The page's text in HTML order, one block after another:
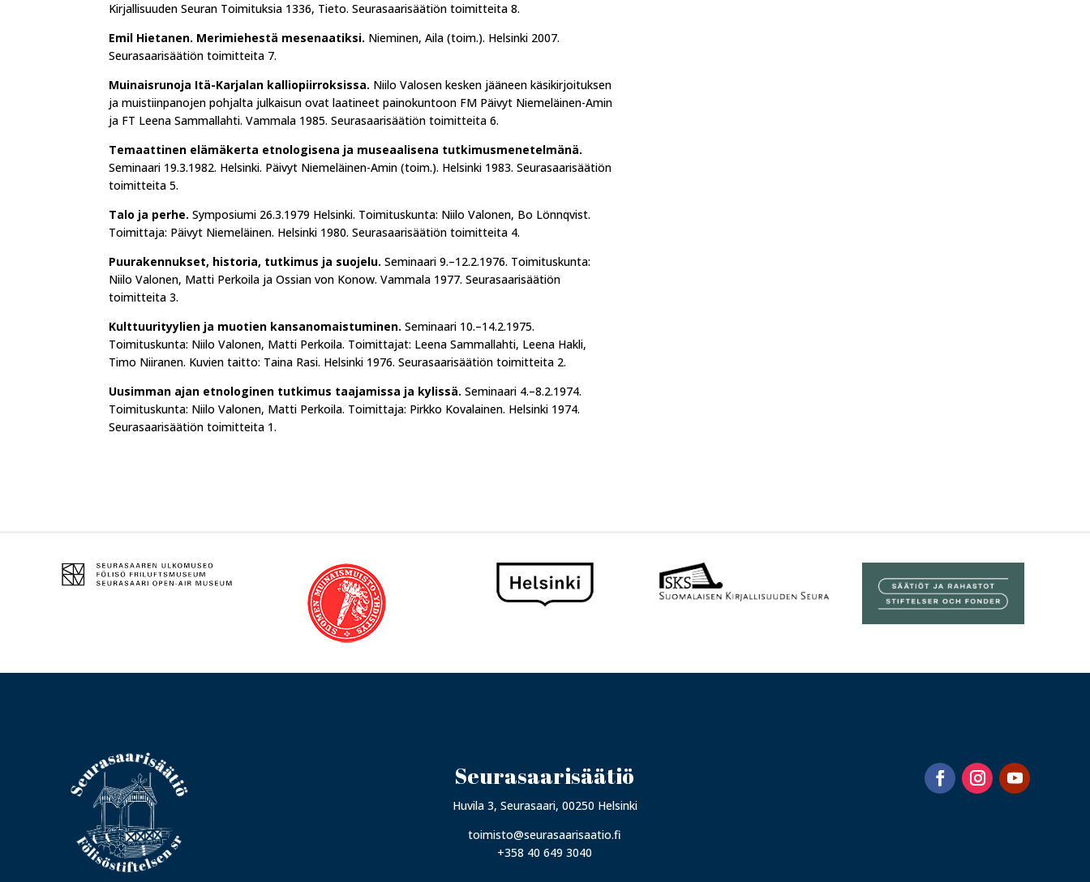
Kirjallisuuden Seuran Toimituksia 1336, Tieto. Seurasaarisäätiön toimitteita 8.
Emil Hietanen. Merimiehestä mesenaatiksi. Nieminen, Aila (toim.). Helsinki 2007.
Seurasaarisäätiön toimitteita 7.
Muinaisrunoja Itä-Karjalan kalliopiirroksissa. Niilo Valosen kesken jääneen käsikirjoituksen
ja muistiinpanojen pohjalta julkaisun ovat laatineet painokuntoon FM Päivyt Niemeläinen-Amin
ja FT Leena Sammallahti. Vammala 1985. Seurasaarisäätiön toimitteita 6.
Temaattinen elämäkerta etnologisena ja museaalisena tutkimusmenetelmänä.
Seminaari 19.3.1982. Helsinki. Päivyt Niemeläinen-Amin (toim.). Helsinki 1983. Seurasaarisäätiön
toimitteita 5.
Talo ja perhe. Symposiumi 26.3.1979 Helsinki. Toimituskunta: Niilo Valonen, Bo Lönnqvist.
Toimittaja: Päivyt Niemeläinen. Helsinki 1980. Seurasaarisäätiön toimitteita 4.
Puurakennukset, historia, tutkimus ja suojelu. Seminaari 9.–12.2.1976. Toimituskunta:
Niilo Valonen, Matti Perkoila ja Ossian von Konow. Vammala 1977. Seurasaarisäätiön
toimitteita 3.
Kulttuurityylien ja muotien kansanomaistuminen. Seminaari 10.–14.2.1975.
Toimituskunta: Niilo Valonen, Matti Perkoila. Toimittajat: Leena Sammallahti, Leena Hakli,
Timo Niiranen. Kuvien taitto: Taina Rasi. Helsinki 1976. Seurasaarisäätiön toimitteita 2.
Uusimman ajan etnologinen tutkimus taajamissa ja kylissä. Seminaari 4.–8.2.1974.
Toimituskunta: Niilo Valonen, Matti Perkoila. Toimittaja: Pirkko Kovalainen. Helsinki 1974.
Seurasaarisäätiön toimitteita 1.
Seurasaarisäätiö
Huvila 3, Seurasaari, 00250 Helsinki
toimisto@seurasaarisaatio.fi
+358 40 649 3040